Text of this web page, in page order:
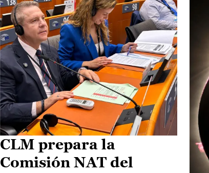
CLM prepara la
Comisión NAT del